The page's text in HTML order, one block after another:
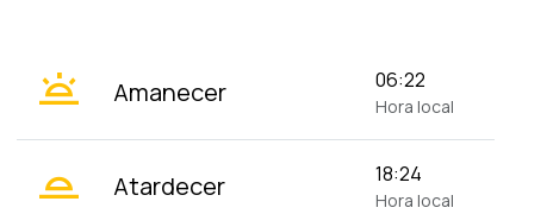
wb_twilight Amanecer 06:22
Hora local
wb_twilight_2 Atardecer 18:24
Hora local